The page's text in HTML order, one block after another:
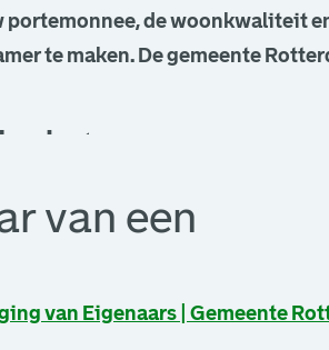
portemonnee, de woonkwaliteit
te maken. De gemeente
van een
van Eigenaars | Gemeente